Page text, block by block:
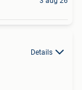
Details